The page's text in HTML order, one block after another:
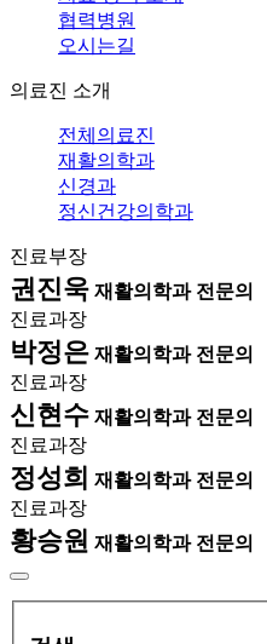
협력병원
오시는길
의료진 소개
전체의료진
재활의학과
신경과
정신건강의학과
진료부장
권진욱 재활의학과 전문의
진료과장
박정은 재활의학과 전문의
진료과장
신현수 재활의학과 전문의
진료과장
정성희 재활의학과 전문의
진료과장
황승원 재활의학과 전문의